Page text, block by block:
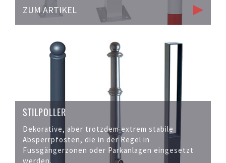
ZUM ARTIKEL
STILPOLLER
Dekorative, aber trotzdem extrem stabile
Absperrpfosten, die in der Regel in
Fussgängerzonen oder Parkanlagen eingesetzt
werden.